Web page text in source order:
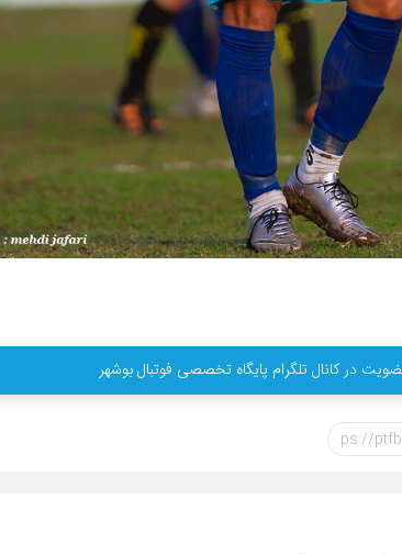
در کانال تلگرام پایگاه تخصصی فوتبال بوشهر